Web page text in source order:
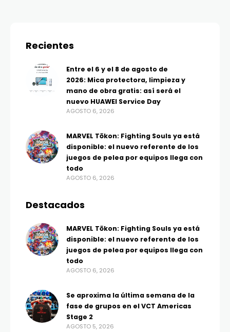
Recientes
Entre el 6 y el 8 de agosto de
2026: Mica protectora, limpieza y
mano de obra gratis: así será el
nuevo HUAWEI Service Day
AGOSTO 6, 2026
MARVEL Tōkon: Fighting Souls ya está
disponible: el nuevo referente de los
juegos de pelea por equipos llega con
todo
AGOSTO 6, 2026
Destacados
MARVEL Tōkon: Fighting Souls ya está
disponible: el nuevo referente de los
juegos de pelea por equipos llega con
todo
AGOSTO 6, 2026
Se aproxima la última semana de la
fase de grupos en el VCT Americas
Stage 2
AGOSTO 5, 2026